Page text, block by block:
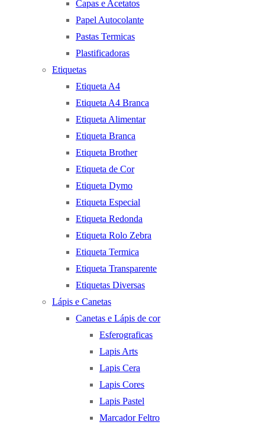
Capas e Acetatos
Papel Autocolante
Pastas Termicas
Plastificadoras
Etiquetas
Etiqueta A4
Etiqueta A4 Branca
Etiqueta Alimentar
Etiqueta Branca
Etiqueta Brother
Etiqueta de Cor
Etiqueta Dymo
Etiqueta Especial
Etiqueta Redonda
Etiqueta Rolo Zebra
Etiqueta Termica
Etiqueta Transparente
Etiquetas Diversas
Lápis e Canetas
Canetas e Lápis de cor
Esferograficas
Lapis Arts
Lapis Cera
Lapis Cores
Lapis Pastel
Marcador Feltro